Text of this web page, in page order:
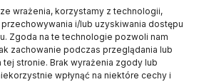
wrażenia, korzystamy z technologii,
i/lub uzyskiwania dostępu
Zgoda na te technologie pozwoli nam
zachowanie podczas przeglądania lub
stronie. Brak wyrażenia zgody lub
wpłynąć na niektóre cechy i
chojnicki